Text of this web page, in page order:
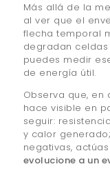
Más allá de la
al ver que el
flecha temporal
degradan
puedes medir
de energía útil.
Observa que, en
hace visible en
seguir:
y calor
negativas,
evolucione a un